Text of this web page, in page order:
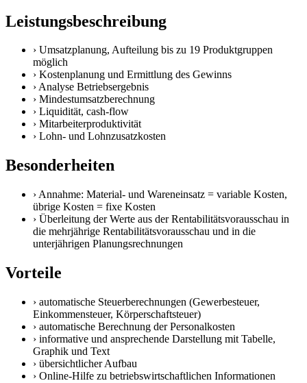
Leistungsbeschreibung
› Umsatzplanung, Aufteilung bis zu 19 Produktgruppen
möglich
› Kostenplanung und Ermittlung des Gewinns
›Analyse Betriebsergebnis
› Mindestumsatzberechnung
› Liquidität, cash-flow
› Mitarbeiterproduktivität
› Lohn- und Lohnzusatzkosten
Besonderheiten
› Annahme: Material- und Wareneinsatz = variable Kosten,
übrige Kosten = fixe Kosten
› Überleitung der Werte aus der Rentabilitätsvorausschau in
die mehrjährige Rentabilitätsvorausschau und in die
unterjährigen Planungsrechnungen
Vorteile
› automatische Steuerberechnungen (Gewerbesteuer,
Einkommensteuer, Körperschaftsteuer)
› automatische Berechnung der Personalkosten
› informative und ansprechende Darstellung mit Tabelle,
Graphik und Text
› übersichtlicher Aufbau
› Online-Hilfe zu betriebswirtschaftlichen Informationen